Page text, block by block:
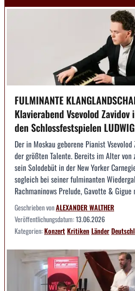
FULMINANTE
Klavierabend Vsevolod
den Schlossfestspielen
Der in Moskau geborene Pianist
der größten Talente. Bereits im Alter von
sein Solodebüt in der New Yorker
sogleich bei seiner fulminanten
Rachmaninows Prelude, Gavotte & Gigue
Geschrieben vonALEXANDER WALTHER
Veröffentlichungsdatum:13.06.2026
Kategorien:KonzertKritikenLänder